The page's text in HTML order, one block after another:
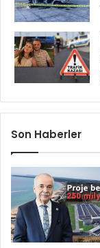
Son Haberler